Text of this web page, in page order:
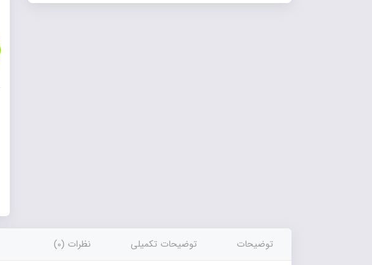
توضیحات توضیحات تکمیلی نظرات (0)